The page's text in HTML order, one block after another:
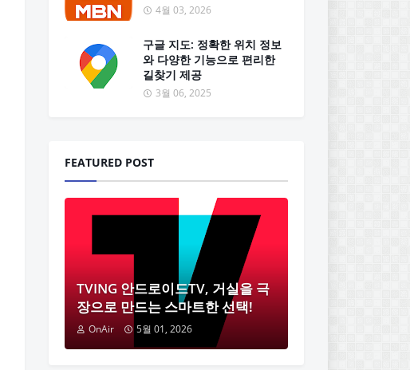
4월 03, 2026
구글 지도: 정확한 위치 정보
와 다양한 기능으로 편리한
길찾기 제공
3월 06, 2025
FEATURED POST
TVING 안드로이드TV, 거실을 극
장으로 만드는 스마트한 선택!
OnAir 5월 01, 2026